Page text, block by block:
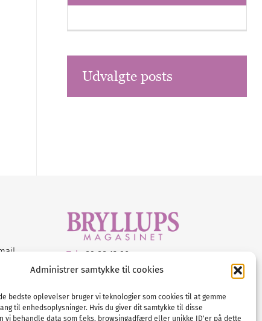
Administrer samtykke til cookies
bedste oplevelser bruger vi teknologier som cookies til at gemme
til enhedsoplysninger. Hvis du giver dit samtykke til disse
vi behandle data som f.eks. browsingadfærd eller unikke ID'er på dette
Udvalgte posts
Tel :
89 88 13 90
E-post:info@nordicbridalmedia.com
© All rights reserved.
Org.nr: DK34787271